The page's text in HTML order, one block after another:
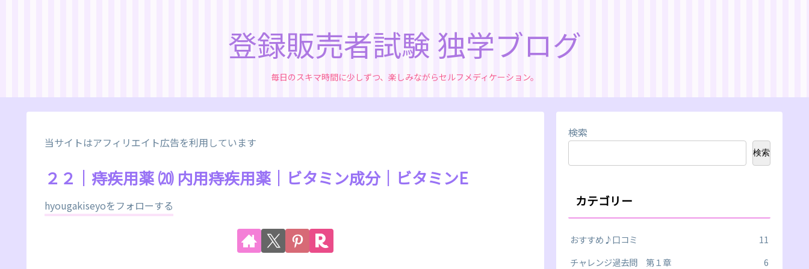
登録販売者試験 独学ブログ
毎日のスキマ時間に少しずつ、楽しみながらセルフメディケーション。
当サイトはアフィリエイト広告を利用しています
２２｜痔疾用薬 ⒇ 内用痔疾用薬｜ビタミン成分｜ビタミンE
hyougakiseyoをフォローする
検索
検索
カテゴリー
おすすめ♪口コミ
11
チャレンジ過去問 第１章
6